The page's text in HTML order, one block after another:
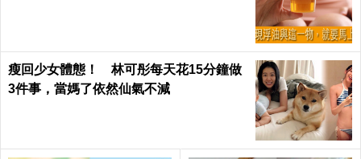
瘦回少女體態！ 林可彤每天花15分鐘做
3件事，當媽了依然仙氣不減